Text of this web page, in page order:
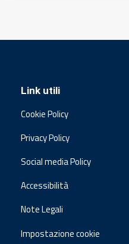
Link utili
Cookie Policy
Privacy Policy
Social media Policy
Accessibilità
Note Legali
Impostazione cookie